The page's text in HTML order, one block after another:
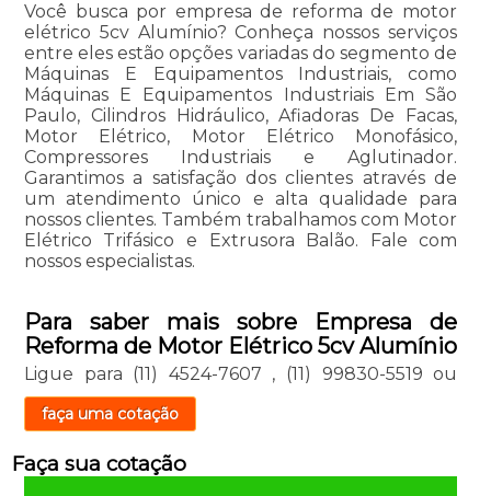
Você busca por empresa de reforma de motor
elétrico 5cv Alumínio? Conheça nossos serviços
entre eles estão opções variadas do segmento de
Máquinas E Equipamentos Industriais, como
Máquinas E Equipamentos Industriais Em São
Paulo, Cilindros Hidráulico, Afiadoras De Facas,
Motor Elétrico, Motor Elétrico Monofásico,
Compressores Industriais e Aglutinador.
Garantimos a satisfação dos clientes através de
um atendimento único e alta qualidade para
nossos clientes. Também trabalhamos com Motor
Elétrico Trifásico e Extrusora Balão. Fale com
nossos especialistas.
Para saber mais sobre Empresa de
Reforma de Motor Elétrico 5cv Alumínio
Ligue para (11) 4524-7607 , (11) 99830-5519 ou
faça uma cotação
Faça sua cotação